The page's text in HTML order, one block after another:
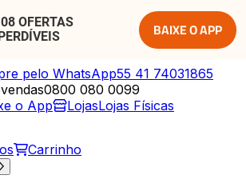
OFERTAS
BAIXE O APP
pelo WhatsApp55 41 74031865
0800 080 0099
o App LojasLojas Físicas
Carrinho